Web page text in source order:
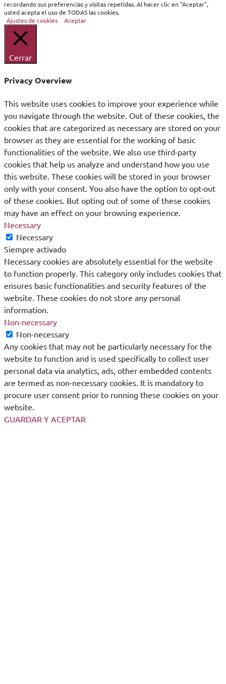
recordando sus preferencias y visitas repetidas. Al hacer clic en "Aceptar",
usted acepta el uso de TODAS las cookies.
Ajustes de cookies
Aceptar
Cerrar
Privacy Overview
This website uses cookies to improve your experience while
you navigate through the website. Out of these cookies, the
cookies that are categorized as necessary are stored on your
browser as they are essential for the working of basic
functionalities of the website. We also use third-party
cookies that help us analyze and understand how you use
this website. These cookies will be stored in your browser
only with your consent. You also have the option to opt-out
of these cookies. But opting out of some of these cookies
may have an effect on your browsing experience.
Necessary
Necessary
Siempre activado
Necessary cookies are absolutely essential for the website
to function properly. This category only includes cookies that
ensures basic functionalities and security features of the
website. These cookies do not store any personal
information.
Non-necessary
Non-necessary
Any cookies that may not be particularly necessary for the
website to function and is used specifically to collect user
personal data via analytics, ads, other embedded contents
are termed as non-necessary cookies. It is mandatory to
procure user consent prior to running these cookies on your
website.
GUARDAR Y ACEPTAR